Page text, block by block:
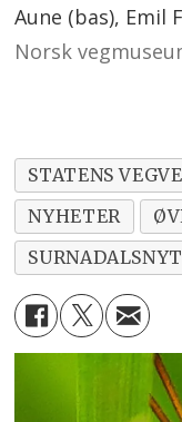
Aune (bas), Emil
Norsk
STATENS
NYHETER